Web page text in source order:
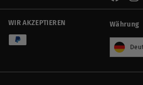
WIR AKZEPTIEREN Währung